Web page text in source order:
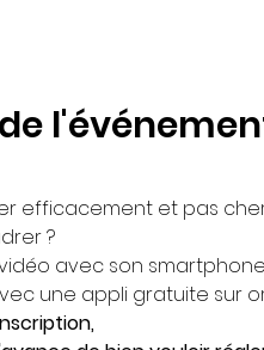
efficacement et pas
?
avec son smartphone
une appli gratuite sur